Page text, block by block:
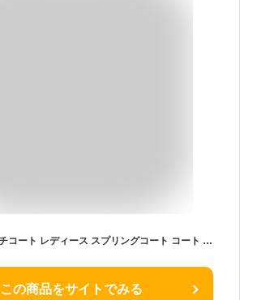
[MYgann] トレンチコート レディース スプリングコート コート 春秋アウター ロングコート 春秋冬 防寒 暖かい 上品 カジュアル おしゃれ ゆったり 体型カバー 着痩せ 通勤 フォーマル ベージュ M
この商品をサイトでみる